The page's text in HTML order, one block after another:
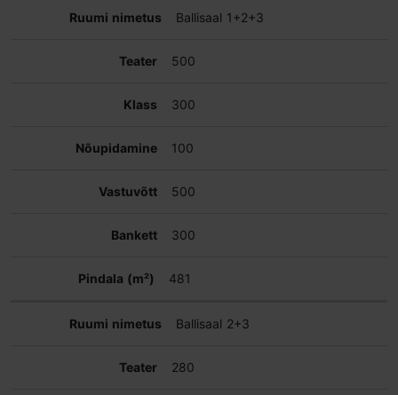
Ballisaal 1+2+3
500
300
100
500
300
481
Ballisaal 2+3
280